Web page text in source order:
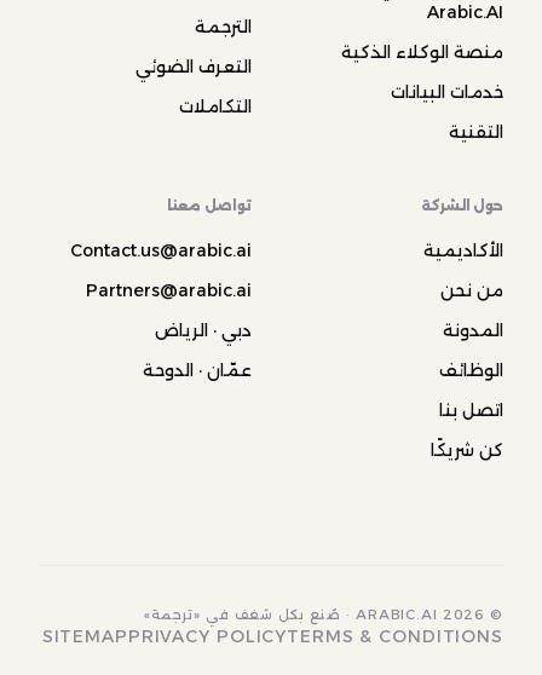
Arabic.AI
منصة الوكلاء الذكية
خدمات البيانات
التقنية
الترجمة
التعرف الضوئي
التكاملات
حول الشركة
الأكاديمية
من نحن
المدونة
الوظائف
اتصل بنا
كن شريكًا
تواصل معنا
Contact.us@arabic.ai
Partners@arabic.ai
دبي · الرياض
عمّان · الدوحة
© 2026 ARABIC.AI · صُنع بكل شغف في «ترجمة»
TERMS & CONDITIONS
PRIVACY POLICY
SITEMAP